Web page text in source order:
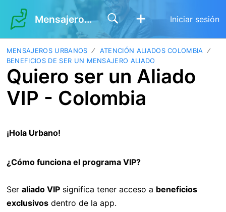
Mensajeros Urbanos Iniciar sesión
MENSAJEROS URBANOS
ATENCIÓN ALIADOS COLOMBIA
BENEFICIOS DE SER UN MENSAJERO ALIADO
Quiero ser un Aliado
VIP - Colombia
¡Hola Urbano!
¿Cómo funciona el programa VIP?
Ser aliado VIPsignifica tener acceso a beneficios
exclusivosdentro de la app.